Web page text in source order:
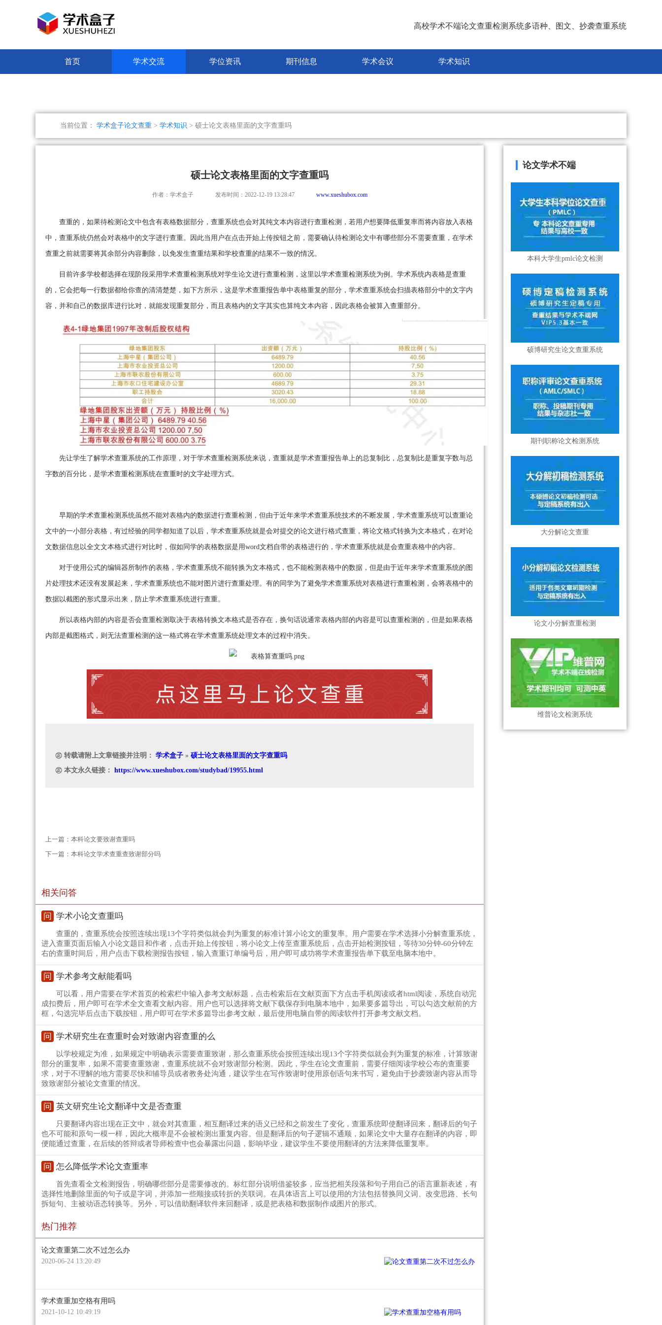
高校学术不端论文查重检测系统多语种、图文、抄袭查重系统
首页 学术交流 学位资讯 期刊信息 学术会议 学术知识
当前位置： 学术盒子论文查重 > 学术知识 > 硕士论文表格里面的文字查重吗
硕士论文表格里面的文字查重吗
作者：学术盒子 发布时间：2022-12-19 13:28:47 www.xueshubox.com
查重的，如果待检测论文中包含有表格数据部分，查重系统也会对其纯文本内容进行查重检测，若用户想要降低重复率而将内容放入表格
中，查重系统仍然会对表格中的文字进行查重。因此当用户在点击开始上传按钮之前，需要确认待检测论文中有哪些部分不需要查重，在学术
查重之前就需要将其余部分内容删除，以免发生查重结果和学校查重的结果不一致的情况。
目前许多学校都选择在现阶段采用学术查重检测系统对学生论文进行查重检测，这里以学术查重检测系统为例。学术系统内表格是查重
的，它会把每一行数据都给你查的清清楚楚，如下方所示，这是学术查重报告单中表格重复的部分，学术查重系统会扫描表格部分中的文字内
容，并和自己的数据库进行比对，就能发现重复部分，而且表格内的文字其实也算纯文本内容，因此表格会被算入查重部分。
先让学生了解学术查重系统的工作原理，对于学术查重检测系统来说，查重就是学术查重报告单上的总复制比，总复制比是重复字数与总
字数的百分比，是学术查重检测系统在查重时的文字处理方式。
早期的学术查重检测系统虽然不能对表格内的数据进行查重检测，但由于近年来学术查重系统技术的不断发展，学术查重系统可以查重论
文中的一小部分表格，有过经验的同学都知道了以后，学术查重系统就是会对提交的论文进行格式查重，将论文格式转换为文本格式，在对论
文数据信息以全文文本格式进行对比时，假如同学的表格数据是用word文档自带的表格进行的，学术查重系统就是会查重表格中的内容。
对于使用公式的编辑器所制作的表格，学术查重系统不能转换为文本格式，也不能检测表格中的数据，但是由于近年来学术查重系统的图
片处理技术还没有发展起来，学术查重系统也不能对图片进行查重处理。有的同学为了避免学术查重系统对表格进行查重检测，会将表格中的
数据以截图的形式显示出来，防止学术查重系统进行查重。
所以表格内部的内容是否会查重检测取决于表格转换文本格式是否存在，换句话说通常表格内部的内容是可以查重检测的，但是如果表格
内部是截图格式，则无法查重检测的这一格式将在学术查重系统处理文本的过程中消失。
㊣ 转载请附上文章链接并注明： 学术盒子 » 硕士论文表格里面的文字查重吗
㊣ 本文永久链接： https://www.xueshubox.com/studybad/19955.html
上一篇： 本科论文要致谢查重吗
下一篇： 本科论文学术查重查致谢部分吗
相关问答
问 学术小论文查重吗
查重的，查重系统会按照连续出现13个字符类似就会判为重复的标准计算小论文的重复率。用户需要在学术选择小分解查重系统，
进入查重页面后输入小论文题目和作者，点击开始上传按钮，将小论文上传至查重系统后，点击开始检测按钮，等待30分钟-60分钟左
右的查重时间后，用户点击下载检测报告按钮，输入查重订单编号后，用户即可成功将学术查重报告单下载至电脑本地中。
问 学术参考文献能看吗
可以看，用户需要在学术首页的检索栏中输入参考文献标题，点击检索后在文献页面下方点击手机阅读或者html阅读，系统自动完
成扣费后，用户即可在学术全文查看文献内容。用户也可以选择将文献下载保存到电脑本地中，如果要多篇导出，可以勾选文献前的方
框，勾选完毕后点击下载按钮，用户即可在学术多篇导出参考文献，最后使用电脑自带的阅读软件打开参考文献文档。
问 学术研究生在查重时会对致谢内容查重的么
以学校规定为准，如果规定中明确表示需要查重致谢，那么查重系统会按照连续出现13个字符类似就会判为重复的标准，计算致谢
部分的重复率，如果不需要查重致谢，查重系统就不会对致谢部分检测。因此，学生在论文查重前，需要仔细阅读学校公布的查重要
求，对于不理解的地方需要尽快和辅导员或者教务处沟通，建议学生在写作致谢时使用原创语句来书写，避免由于抄袭致谢内容从而导
致致谢部分被论文查重的情况。
问 英文研究生论文翻译中文是否查重
只要翻译内容出现在正文中，就会对其查重，相互翻译过来的语义已经和之前发生了变化，查重系统即使翻译回来，翻译后的句子
也不可能和原句一模一样，因此大概率是不会被检测出重复内容。但是翻译后的句子逻辑不通顺，如果论文中大量存在翻译的内容，即
便能通过查重，在后续的答辩或者导师检查中也会暴露出问题，影响毕业，建议学生不要使用翻译的方法来降低重复率。
问 怎么降低学术论文查重率
首先查看全文检测报告，明确哪些部分是需要修改的。标红部分说明借鉴较多，应当把相关段落和句子用自己的语言重新表述，有
选择性地删除里面的句子或是字词，并添加一些顺接或转折的关联词。在具体语言上可以使用的方法包括替换同义词、改变思路、长句
拆短句、主被动语态转换等。另外，可以借助翻译软件来回翻译，或是把表格和数据制作成图片的形式。
热门推荐
论文查重第二次不过怎么办
2020-06-24 13:20:49
学术查重加空格有用吗
2021-10-12 10:49:19
论文学术不端
本科大学生pmlc论文检测
硕博研究生论文查重系统
期刊职称论文检测系统
大分解论文查重
论文小分解查重检测
维普论文检测系统